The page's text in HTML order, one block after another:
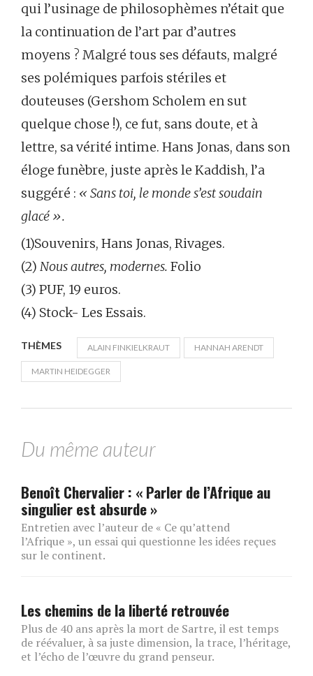
qui l’usinage de philosophèmes n’était que
la continuation de l’art par d’autres
moyens ? Malgré tous ses défauts, malgré
ses polémiques parfois stériles et
douteuses (Gershom Scholem en sut
quelque chose !), ce fut, sans doute, et à
lettre, sa vérité intime. Hans Jonas, dans son
éloge funèbre, juste après le Kaddish, l’a
suggéré : « Sans toi, le monde s’est soudain
glacé ».
(1)Souvenirs, Hans Jonas, Rivages.
(2) Nous autres, modernes. Folio
(3) PUF, 19 euros.
(4) Stock- Les Essais.
THÈMES ALAIN FINKIELKRAUT HANNAH ARENDT
MARTIN HEIDEGGER
Du même auteur
Benoît Chervalier : « Parler de l’Afrique au
singulier est absurde »
Entretien avec l’auteur de « Ce qu’attend
l’Afrique », un essai qui questionne les idées reçues
sur le continent.
Les chemins de la liberté retrouvée
Plus de 40 ans après la mort de Sartre, il est temps
de réévaluer, à sa juste dimension, la trace, l’héritage,
et l’écho de l’œuvre du grand penseur.